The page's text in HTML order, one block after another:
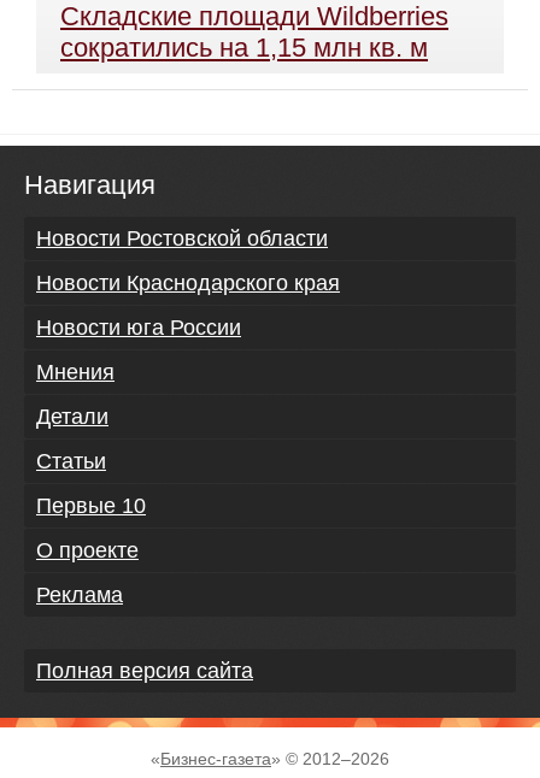
Складские площади Wildberries
сократились на 1,15 млн кв. м
Навигация
Новости Ростовской области
Новости Краснодарского края
Новости юга России
Мнения
Детали
Статьи
Первые 10
О проекте
Реклама
Полная версия сайта
«Бизнес-газета» © 2012–2026